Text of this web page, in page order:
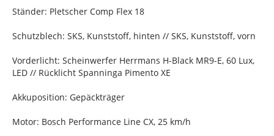
Ständer: Pletscher Comp Flex 18
Schutzblech: SKS, Kunststoff, hinten // SKS, Kunststoff, vorn
Vorderlicht: Scheinwerfer Herrmans H-Black MR9-E, 60 Lux,
LED // Rücklicht Spanninga Pimento XE
Akkuposition: Gepäckträger
Motor: Bosch Performance Line CX, 25 km/h